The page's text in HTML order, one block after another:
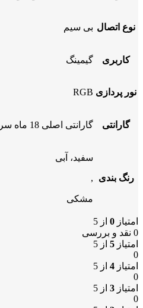
نوع اتصال بی سیم
کاربری گیمینگ
نور پردازی RGB
گارانتی گارانتی اصلی 18 ماه سریر / رابو + تضمین اصالت کالا
رنگ بندی
سفید، آبی
,
مشکی
امتیاز 0 از 5
0 نقد و بررسی
امتیاز 5 از 5
0
امتیاز 4 از 5
0
امتیاز 3 از 5
0